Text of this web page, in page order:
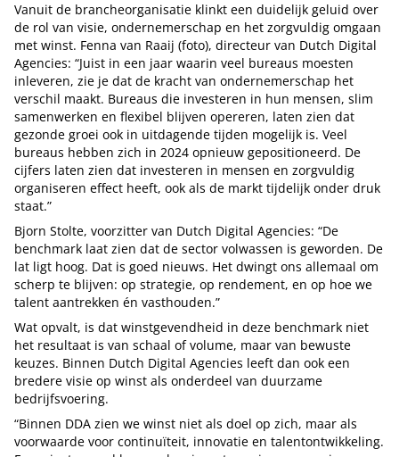
Vanuit de brancheorganisatie klinkt een duidelijk geluid over
de rol van visie, ondernemerschap en het zorgvuldig omgaan
met winst. Fenna van Raaij (foto), directeur van Dutch Digital
Agencies: “Juist in een jaar waarin veel bureaus moesten
inleveren, zie je dat de kracht van ondernemerschap het
verschil maakt. Bureaus die investeren in hun mensen, slim
samenwerken en flexibel blijven opereren, laten zien dat
gezonde groei ook in uitdagende tijden mogelijk is. Veel
bureaus hebben zich in 2024 opnieuw gepositioneerd. De
cijfers laten zien dat investeren in mensen en zorgvuldig
organiseren effect heeft, ook als de markt tijdelijk onder druk
staat.”
Bjorn Stolte, voorzitter van Dutch Digital Agencies: “De
benchmark laat zien dat de sector volwassen is geworden. De
lat ligt hoog. Dat is goed nieuws. Het dwingt ons allemaal om
scherp te blijven: op strategie, op rendement, en op hoe we
talent aantrekken én vasthouden.”
Wat opvalt, is dat winstgevendheid in deze benchmark niet
het resultaat is van schaal of volume, maar van bewuste
keuzes. Binnen Dutch Digital Agencies leeft dan ook een
bredere visie op winst als onderdeel van duurzame
bedrijfsvoering.
“Binnen DDA zien we winst niet als doel op zich, maar als
voorwaarde voor continuïteit, innovatie en talentontwikkeling.